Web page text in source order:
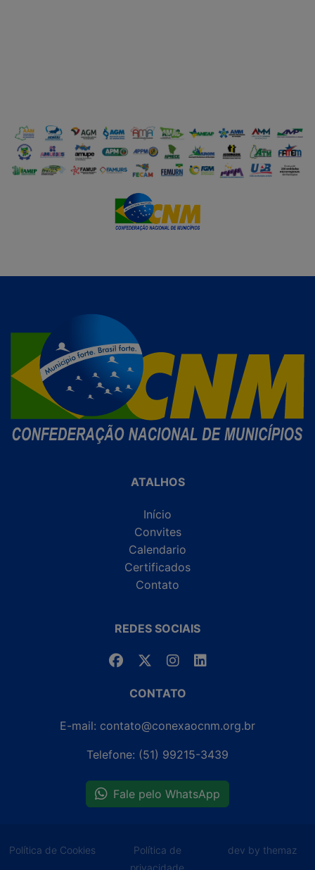
ATALHOS
Início
Convites
Calendario
Certificados
Contato
REDES SOCIAIS
CONTATO
E-mail: contato@conexaocnm.org.br
Telefone: (51) 99215-3439
Fale pelo WhatsApp
Política de Cookies
Política de
privacidade
dev by themaz